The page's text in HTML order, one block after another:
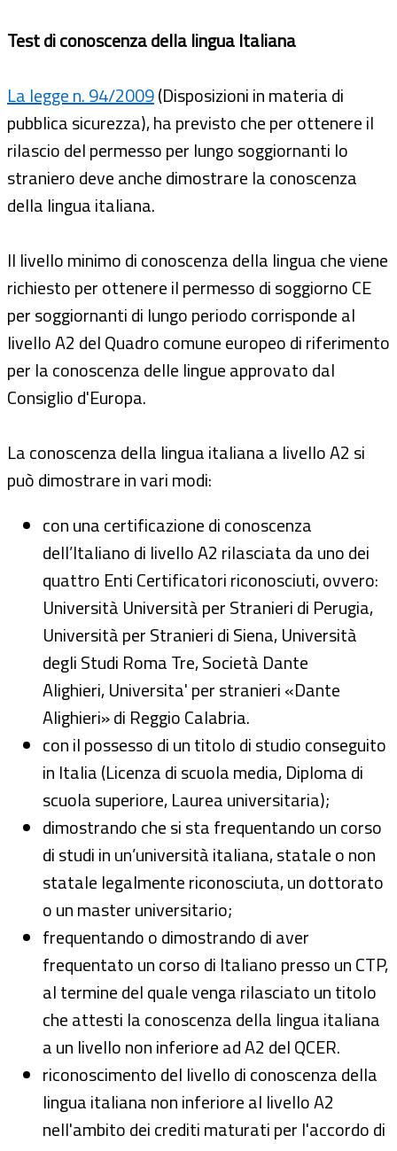
Test di conoscenza della lingua Italiana
La legge n. 94/2009(Disposizioni in materia di
pubblica sicurezza), ha previsto che per ottenere il
rilascio del permesso per lungo soggiornanti lo
straniero deve anche dimostrare la conoscenza
della lingua italiana.
Il livello minimo di conoscenza della lingua che viene
richiesto per ottenere il permesso di soggiorno CE
per soggiornanti di lungo periodo corrisponde al
livello A2 del Quadro comune europeo di riferimento
per la conoscenza delle lingue approvato dal
Consiglio d'Europa.
La conoscenza della lingua italiana a livello A2 si
può dimostrare in vari modi:
con una certificazione di conoscenza
dell’Italiano di livello A2 rilasciata da uno dei
quattro Enti Certificatori riconosciuti, ovvero:
Università Università per Stranieri di Perugia,
Università per Stranieri di Siena, Università
degli Studi Roma Tre, Società Dante
Alighieri, Universita' per stranieri «Dante
Alighieri» di Reggio Calabria.
con il possesso di un titolo di studio conseguito
in Italia (Licenza di scuola media, Diploma di
scuola superiore, Laurea universitaria);
dimostrando che si sta frequentando un corso
di studi in un’università italiana, statale o non
statale legalmente riconosciuta, un dottorato
o un master universitario;
frequentando o dimostrando di aver
frequentato un corso di Italiano presso un CTP,
al termine del quale venga rilasciato un titolo
che attesti la conoscenza della lingua italiana
a un livello non inferiore ad A2 del QCER.
riconoscimento del livello di conoscenza della
lingua italiana non inferiore al livello A2
nell'ambito dei crediti maturati per l'accordo di